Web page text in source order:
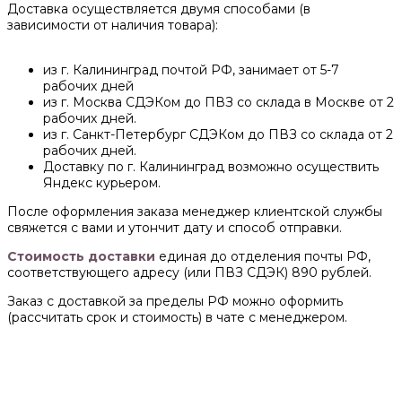
Доставка осуществляется двумя способами (в
зависимости от наличия товара):
из г. Калининград почтой РФ, занимает от 5-7
рабочих дней
из г. Москва СДЭКом до ПВЗ со склада в Москве от 2
рабочих дней.
из г. Санкт-Петербург СДЭКом до ПВЗ со склада от 2
рабочих дней.
Доставку по г. Калининград возможно осуществить
Яндекс курьером.
После оформления заказа менеджер клиентской службы
свяжется с вами и утончит дату и способ отправки.
Стоимость доставки единая до отделения почты РФ,
соответствующего адресу (или ПВЗ СДЭК) 890 рублей.
Заказ с доставкой за пределы РФ можно оформить
(рассчитать срок и стоимость) в чате с менеджером.